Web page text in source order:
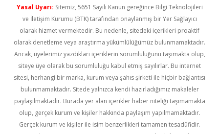
Yasal Uyarı: Sitemiz, 5651 Sayılı Kanun gereğince Bilgi Teknolojileri
ve İletişim Kurumu (BTK) tarafından onaylanmış bir Yer Sağlayıcı
olarak hizmet vermektedir. Bu nedenle, sitedeki içerikleri proaktif
olarak denetleme veya araştırma yükümlülüğümüz bulunmamaktadır.
Ancak, üyelerimiz yazdıkları içeriklerin sorumluluğunu taşımakta olup,
siteye üye olarak bu sorumluluğu kabul etmiş sayılırlar. Bu internet
sitesi, herhangi bir marka, kurum veya şahıs şirketi ile hiçbir bağlantısı
bulunmamaktadır. Sitede yalnızca kendi hazırladığımız makaleler
paylaşılmaktadır. Burada yer alan içerikler haber niteliği taşımamakta
olup, gerçek kurum ve kişiler hakkında paylaşım yapılmamaktadır.
Gerçek kurum ve kişiler ile isim benzerlikleri tamamen tesadüfidir.